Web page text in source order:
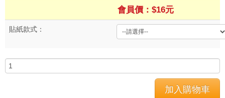
會員價：$16元
貼紙款式：